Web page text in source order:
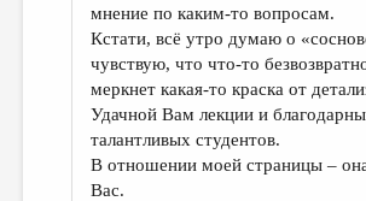
мнение по каким-то вопросам.
Кстати, всё утро думаю о
чувствую, что что-то
меркнет какая-то краска от
Удачной Вам лекции и
талантливых студентов.
В отношении моей страницы –
Вас.